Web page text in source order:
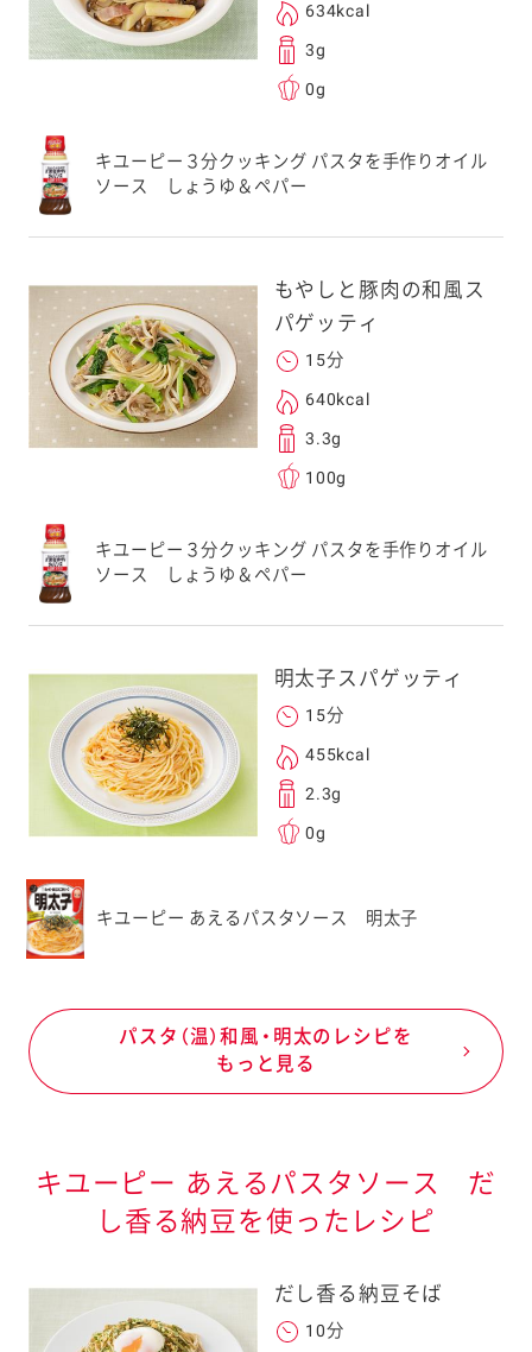
634kcal
3g
0g
キユーピー３分クッキング パスタを手作りオイル
ソース しょうゆ＆ペパー
もやしと豚肉の和風ス
パゲッティ
15分
640kcal
3.3g
100g
キユーピー３分クッキング パスタを手作りオイル
ソース しょうゆ＆ペパー
明太子スパゲッティ
15分
455kcal
2.3g
0g
キユーピー あえるパスタソース 明太子
パスタ（温）和風・明太のレシピを
もっと見る
キユーピー あえるパスタソース だ
し香る納豆を使ったレシピ
だし香る納豆そば
10分